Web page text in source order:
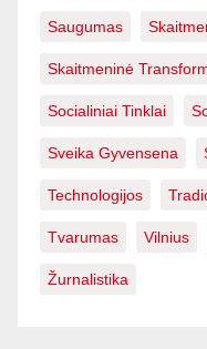
Saugumas
Skaitmeninė
Socialiniai Tinklai
Sveika Gyvensena
Technologijos
Tvarumas Vilnius
Žurnalistika